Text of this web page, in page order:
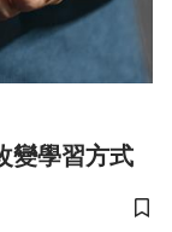
變學習方式
儲